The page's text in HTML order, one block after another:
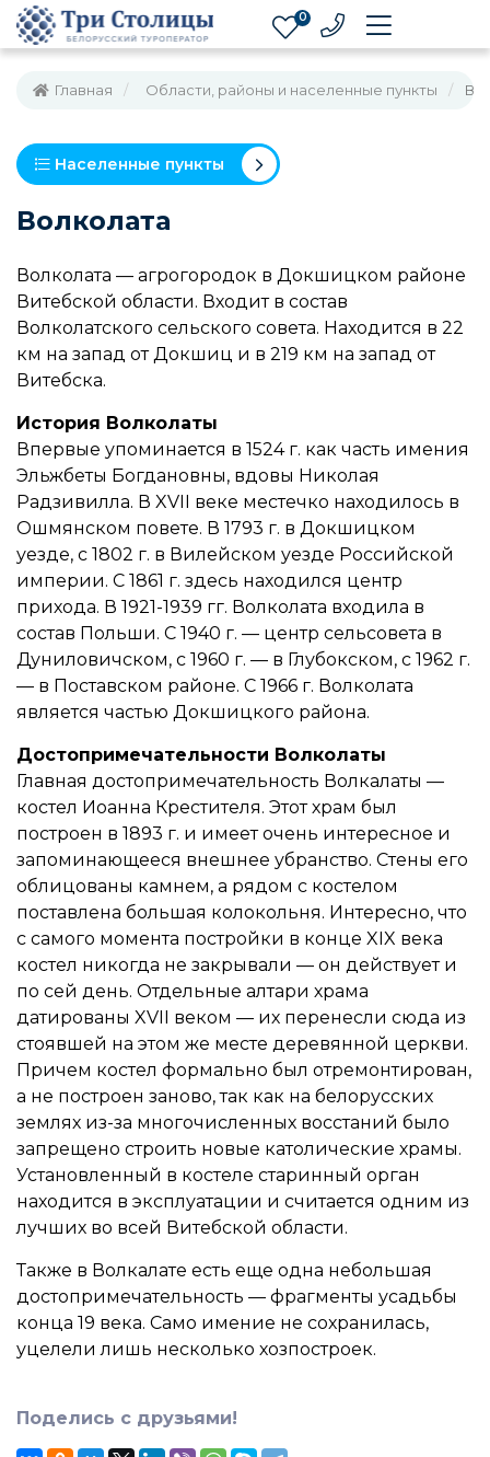
0
Главная Области, районы и населенные пункты
Населенные пункты
Волколата
Волколата — агрогородок в Докшицком районе
Витебской области. Входит в состав
Волколатского сельского совета. Находится в 22
км на запад от Докшиц и в 219 км на запад от
Витебска.
История Волколаты
Впервые упоминается в 1524 г. как часть имения
Эльжбеты Богдановны, вдовы Николая
Радзивилла. В XVII веке местечко находилось в
Ошмянском повете. В 1793 г. в Докшицком
уезде, с 1802 г. в Вилейском уезде Российской
империи. С 1861 г. здесь находился центр
прихода. В 1921-1939 гг. Волколата входила в
состав Польши. С 1940 г. — центр сельсовета в
Дуниловичском, с 1960 г. — в Глубокском, с 1962 г.
— в Поставском районе. С 1966 г. Волколата
является частью Докшицкого района.
Достопримечательности Волколаты
Главная достопримечательность Волкалаты —
костел Иоанна Крестителя. Этот храм был
построен в 1893 г. и имеет очень интересное и
запоминающееся внешнее убранство. Стены его
облицованы камнем, а рядом с костелом
поставлена большая колокольня. Интересно, что
с самого момента постройки в конце XIX века
костел никогда не закрывали — он действует и
по сей день. Отдельные алтари храма
датированы XVII веком — их перенесли сюда из
стоявшей на этом же месте деревянной церкви.
Причем костел формально был отремонтирован,
а не построен заново, так как на белорусских
землях из-за многочисленных восстаний было
запрещено строить новые католические храмы.
Установленный в костеле старинный орган
находится в эксплуатации и считается одним из
лучших во всей Витебской области.
Также в Волкалате есть еще одна небольшая
достопримечательность — фрагменты усадьбы
конца 19 века. Само имение не сохранилась,
уцелели лишь несколько хозпостроек.
Поделись с друзьями!